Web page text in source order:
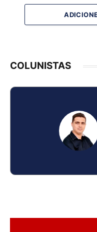
COLUNISTAS